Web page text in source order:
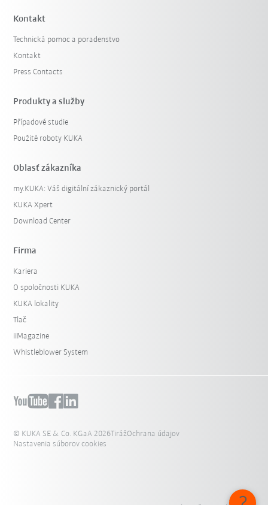
Kontakt
Technická pomoc a poradenstvo
Kontakt
Press Contacts
Produkty a služby
Případové studie
Použité roboty KUKA
Oblasť zákazníka
my.KUKA: Váš digitální zákaznický portál
KUKA Xpert
Download Center
Firma
Kariera
O spoločnosti KUKA
KUKA lokality
Tlač
iiMagazine
Whistleblower System
© KUKA SE & Co. KGaA 2026TirážOchrana údajov
Nastavenia súborov cookies